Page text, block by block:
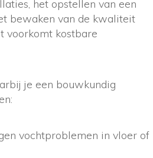
het opstellen van een
bewaken van de kwaliteit
voorkomt kostbare
je een bouwkundig
vochtproblemen in vloer of